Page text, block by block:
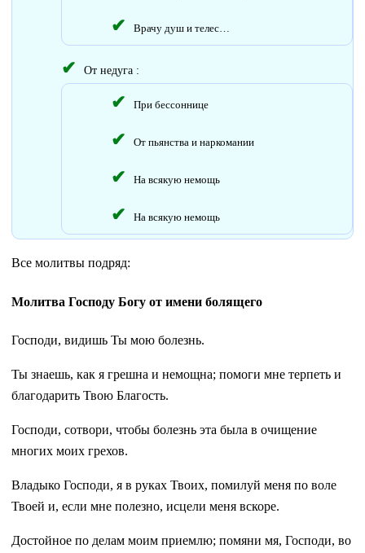
Врачу душ и телес…
От недуга :
При бессоннице
От пьянства и наркомании
На всякую немощь
На всякую немощь
Все молитвы подряд:
Молитва Господу Богу от имени болящего
Господи, видишь Ты мою болезнь.
Ты знаешь, как я грешна и немощна; помоги мне терпеть и
благодарить Твою Благость.
Господи, сотвори, чтобы болезнь эта была в очищение
многих моих грехов.
Владыко Господи, я в руках Твоих, помилуй меня по воле
Твоей и, если мне полезно, исцели меня вскоре.
Достойное по делам моим приемлю; помяни мя, Господи, во